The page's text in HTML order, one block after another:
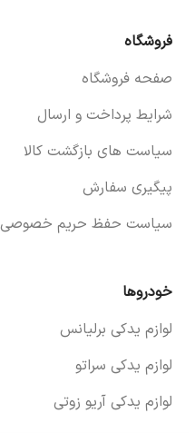
فروشگاه
صفحه فروشگاه
شرایط پرداخت و ارسال
سیاست های بازگشت کالا
پیگیری سفارش
سیاست حفظ حریم خصوصی
خودروها
لوازم یدکی برلیانس
لوازم یدکی سراتو
لوازم یدکی آریو زوتی